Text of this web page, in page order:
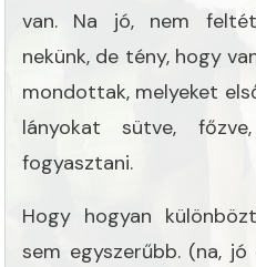
van. Na jó, nem
nekünk, de tény, hogy
mondottak, melyeket
lányokat sütve,
fogyasztani.
Hogy hogyan
sem egyszerűbb. (na, jó